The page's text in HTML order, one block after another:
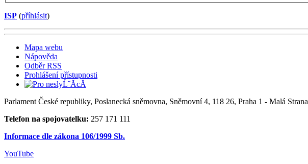
ISP (příhlásit)
Mapa webu
Nápověda
Odběr RSS
Prohlášení přístupnosti
Parlament České republiky, Poslanecká sněmovna, Sněmovní 4, 118 26, Praha 1 - Malá Strana
Telefon na spojovatelku: 257 171 111
Informace dle zákona 106/1999 Sb.
YouTube